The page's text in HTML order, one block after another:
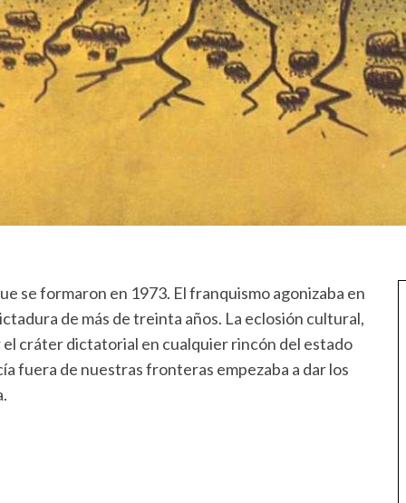
se formaron en 1973. El franquismo agonizaba en
de más de treinta años. La eclosión cultural,
el cráter dictatorial en cualquier rincón del estado
fuera de nuestras fronteras empezaba a dar los